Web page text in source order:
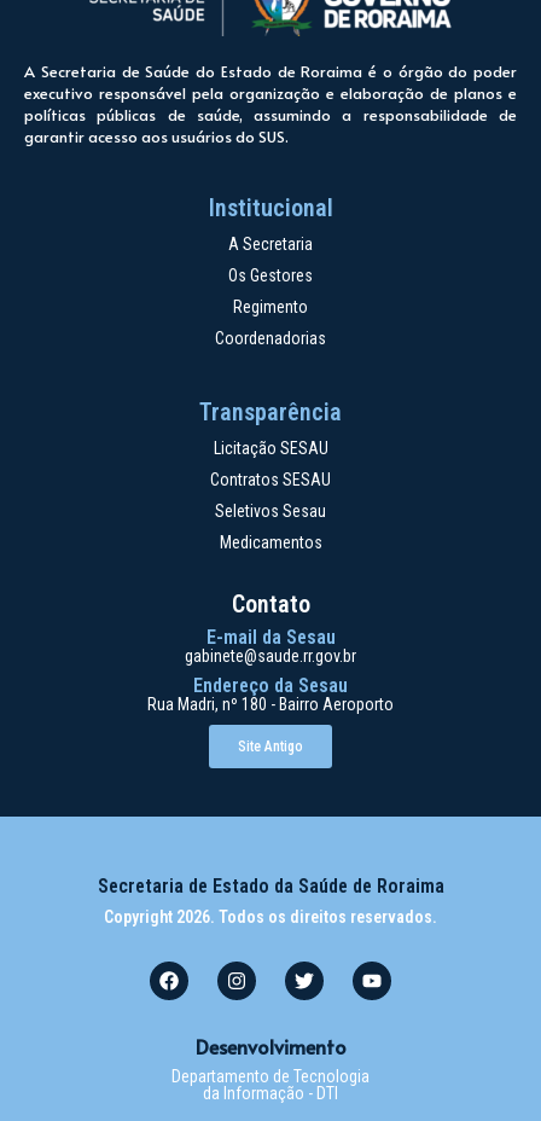
A Secretaria de Saúde do Estado de Roraima é o órgão do poder
executivo responsável pela organização e elaboração de planos e
políticas públicas de saúde, assumindo a responsabilidade de
garantir acesso aos usuários do SUS.
Institucional
A Secretaria
Os Gestores
Regimento
Coordenadorias
Transparência
Licitação SESAU
Contratos SESAU
Seletivos Sesau
Medicamentos
Contato
E-mail da Sesau
gabinete@saude.rr.gov.br
Endereço da Sesau
Rua Madri, nº 180 - Bairro Aeroporto
Site Antigo
Secretaria de Estado da Saúde de Roraima
Copyright 2026. Todos os direitos reservados.
Desenvolvimento
Departamento de Tecnologia
da Informação - DTI